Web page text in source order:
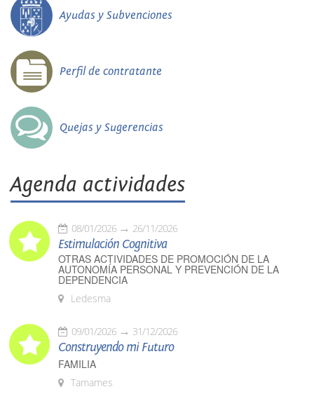
Ayudas y Subvenciones
Perfil de contratante
Quejas y Sugerencias
Agenda actividades
08/01/2026 26/11/2026
Estimulación Cognitiva
OTRAS ACTIVIDADES DE PROMOCIÓN DE LA
AUTONOMÍA PERSONAL Y PREVENCIÓN DE LA
DEPENDENCIA
Ledesma
09/01/2026 31/12/2026
Construyendo mi Futuro
FAMILIA
Tamames